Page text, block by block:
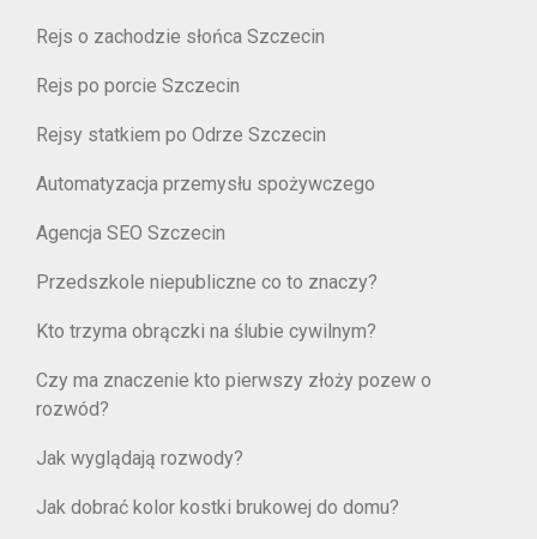
Rejs o zachodzie słońca Szczecin
Rejs po porcie Szczecin
Rejsy statkiem po Odrze Szczecin
Automatyzacja przemysłu spożywczego
Agencja SEO Szczecin
Przedszkole niepubliczne co to znaczy?
Kto trzyma obrączki na ślubie cywilnym?
Czy ma znaczenie kto pierwszy złoży pozew o
rozwód?
Jak wyglądają rozwody?
Jak dobrać kolor kostki brukowej do domu?